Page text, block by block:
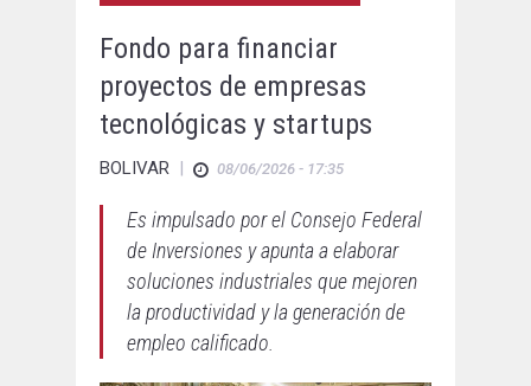
Fondo para financiar
proyectos de empresas
tecnológicas y startups
BOLIVAR | 08/06/2026 - 17:35
Es impulsado por el Consejo Federal
de Inversiones y apunta a elaborar
soluciones industriales que mejoren
la productividad y la generación de
empleo calificado.